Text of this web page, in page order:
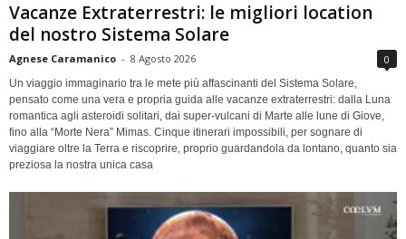
Vacanze Extraterrestri: le migliori location
del nostro Sistema Solare
Agnese Caramanico - 8 Agosto 2026 0
Un viaggio immaginario tra le mete più affascinanti del Sistema Solare,
pensato come una vera e propria guida alle vacanze extraterrestri: dalla Luna
romantica agli asteroidi solitari, dai super-vulcani di Marte alle lune di Giove,
fino alla “Morte Nera” Mimas. Cinque itinerari impossibili, per sognare di
viaggiare oltre la Terra e riscoprire, proprio guardandola da lontano, quanto sia
preziosa la nostra unica casa